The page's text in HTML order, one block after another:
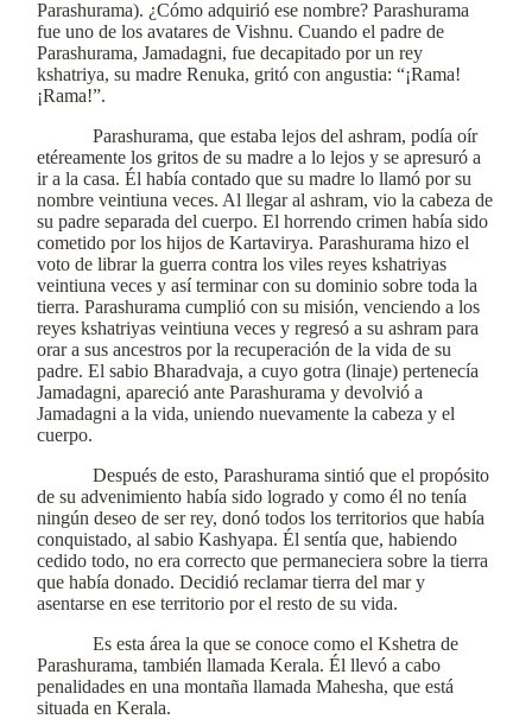
Parashurama). ¿Cómo adquirió ese nombre? Parashurama
fue uno de los avatares de Vishnu. Cuando el padre de
Parashurama, Jamadagni, fue decapitado por un rey
kshatriya, su madre Renuka, gritó con angustia: “¡Rama!
¡Rama!”.
Parashurama, que estaba lejos del ashram, podía oír
etéreamente los gritos de su madre a lo lejos y se apresuró a
ir a la casa. Él había contado que su madre lo llamó por su
nombre veintiuna veces. Al llegar al ashram, vio la cabeza de
su padre separada del cuerpo. El horrendo crimen había sido
cometido por los hijos de Kartavirya. Parashurama hizo el
voto de librar la guerra contra los viles reyes kshatriyas
veintiuna veces y así terminar con su dominio sobre toda la
tierra. Parashurama cumplió con su misión, venciendo a los
reyes kshatriyas veintiuna veces y regresó a su ashram para
orar a sus ancestros por la recuperación de la vida de su
padre. El sabio Bharadvaja, a cuyo gotra (linaje) pertenecía
Jamadagni, apareció ante Parashurama y devolvió a
Jamadagni a la vida, uniendo nuevamente la cabeza y el
cuerpo.
Después de esto, Parashurama sintió que el propósito
de su advenimiento había sido logrado y como él no tenía
ningún deseo de ser rey, donó todos los territorios que había
conquistado, al sabio Kashyapa. Él sentía que, habiendo
cedido todo, no era correcto que permaneciera sobre la tierra
que había donado. Decidió reclamar tierra del mar y
asentarse en ese territorio por el resto de su vida.
Es esta área la que se conoce como el Kshetra de
Parashurama, también llamada Kerala. Él llevó a cabo
penalidades en una montaña llamada Mahesha, que está
situada en Kerala.